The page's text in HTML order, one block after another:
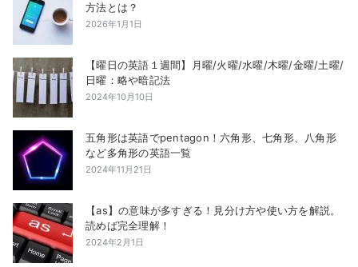
方法とは？
2026年1月1日
【曜日の英語１週間】月曜/火曜/水曜/木曜/金曜/土曜/
日曜：略や暗記法
2024年10月10日
五角形は英語でpentagon！六角形、七角形、八角形
など多角形の英語一覧
2024年11月21日
【as】の意味が多すぎる！見分け方や使い方を解説。
読めば完全理解！
2024年2月1日